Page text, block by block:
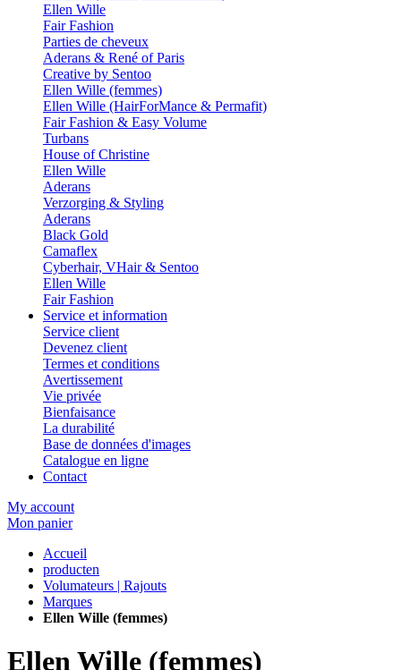
Ellen Wille
Fair Fashion
Parties de cheveux
Aderans & René of Paris
Creative by Sentoo
Ellen Wille (femmes)
Ellen Wille (HairForMance & Permafit)
Fair Fashion & Easy Volume
Turbans
House of Christine
Ellen Wille
Aderans
Verzorging & Styling
Aderans
Black Gold
Camaflex
Cyberhair, VHair & Sentoo
Ellen Wille
Fair Fashion
Service et information
Service client
Devenez client
Termes et conditions
Avertissement
Vie privée
Bienfaisance
La durabilité
Base de données d'images
Catalogue en ligne
Contact
My account
Mon panier
Accueil
producten
Volumateurs | Rajouts
Marques
Ellen Wille (femmes)
Ellen Wille (femmes)